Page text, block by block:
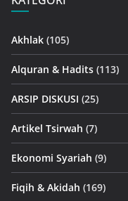
Akhlak (105)
Alquran & Hadits (113)
ARSIP DISKUSI (25)
Artikel Tsirwah (7)
Ekonomi Syariah (9)
Fiqih & Akidah (169)